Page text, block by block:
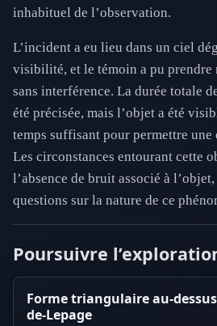
inhabituel de l’observation.
L’incident a eu lieu dans un ciel
visibilité, et le témoin a pu prendre
sans interférence. La durée totale
été précisée, mais l’objet a été
temps suffisant pour permettre
Les circonstances entourant cette
l’absence de bruit associé à
questions sur la nature de ce
Poursuivre
Forme triangulaire au-
de-Lepage